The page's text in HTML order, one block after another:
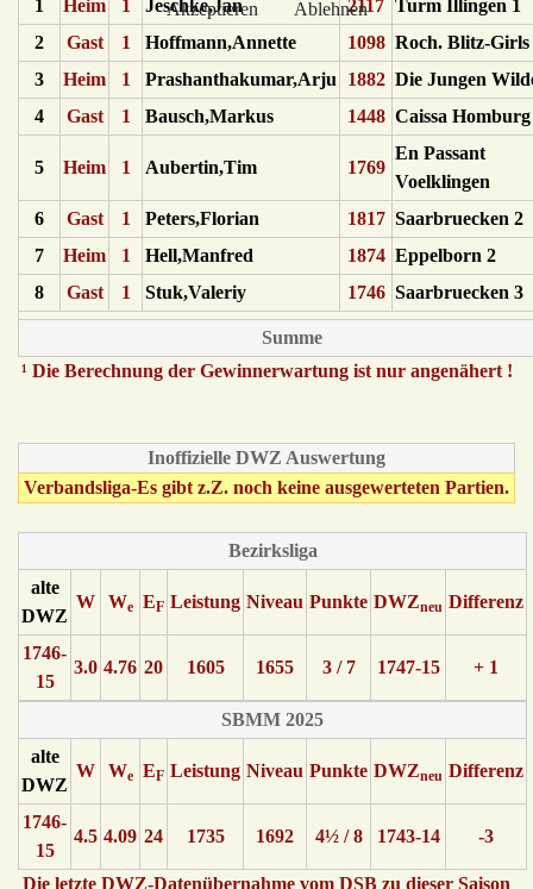
1
Heim 1 Jeschke,Jan 2117 Turm Illingen 1
2
Gast 1 Hoffmann,Annette 1098 Roch. Blitz-Girls
3
Heim 1 Prashanthakumar,Arju 1882 Die Jungen
4
Gast 1 Bausch,Markus 1448 Caissa Homburg
5 Heim 1 Aubertin,Tim 1769
En Passant
Voelklingen
6
Gast 1 Peters,Florian 1817 Saarbruecken 2
7
Heim 1 Hell,Manfred 1874 Eppelborn 2
8
Gast 1 Stuk,Valeriy 1746 Saarbruecken 3
Summe
¹ Die Berechnung der Gewinnerwartung ist nur angenähert !
Inoffizielle DWZ Auswertung
Verbandsliga-Es gibt z.Z. noch keine ausgewerteten Partien.
Bezirksliga
alte
DWZ
W We EF Leistung Niveau Punkte DWZneu Differenz
1746-
15
3.0 4.76 20 1605 1655 3 / 7 1747-15 + 1
SBMM 2025
alte
DWZ
W We EF Leistung Niveau Punkte DWZneu Differenz
1746-
15
4.5 4.09 24 1735 1692 4½ / 8 1743-14 -3
Die letzte DWZ-Datenübernahme vom DSB zu dieser Saison
Akzeptieren Ablehnen